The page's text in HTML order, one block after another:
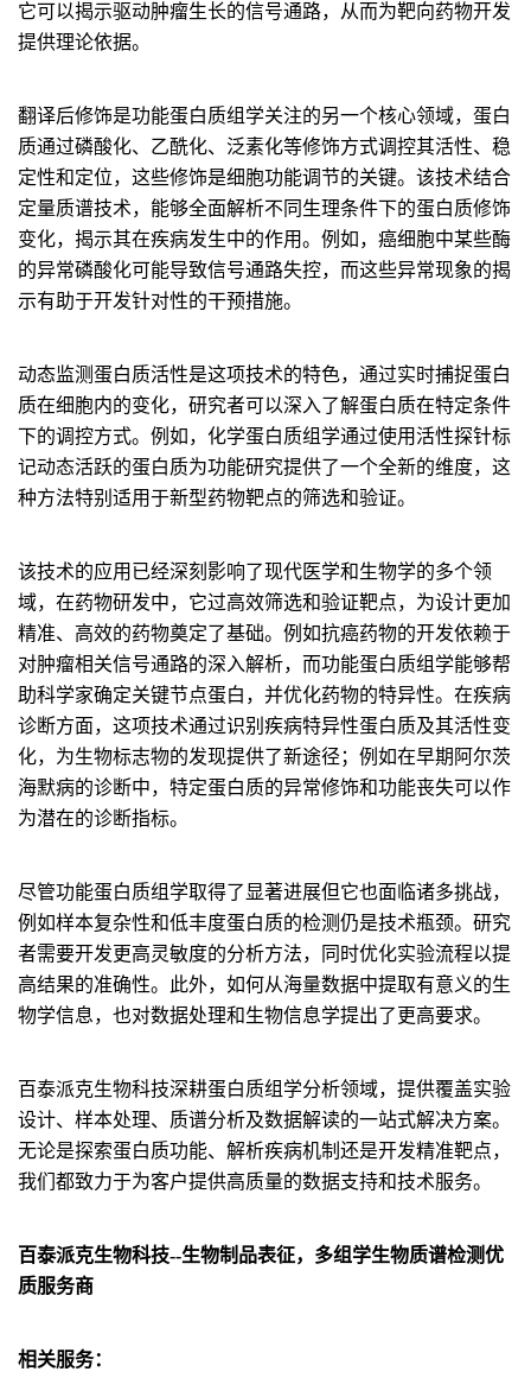
它可以揭示驱动肿瘤生长的信号通路，从而为靶向药物开发
提供理论依据。
翻译后修饰是功能蛋白质组学关注的另一个核心领域，蛋白
质通过磷酸化、乙酰化、泛素化等修饰方式调控其活性、稳
定性和定位，这些修饰是细胞功能调节的关键。该技术结合
定量质谱技术，能够全面解析不同生理条件下的蛋白质修饰
变化，揭示其在疾病发生中的作用。例如，癌细胞中某些酶
的异常磷酸化可能导致信号通路失控，而这些异常现象的揭
示有助于开发针对性的干预措施。
动态监测蛋白质活性是这项技术的特色，通过实时捕捉蛋白
质在细胞内的变化，研究者可以深入了解蛋白质在特定条件
下的调控方式。例如，化学蛋白质组学通过使用活性探针标
记动态活跃的蛋白质为功能研究提供了一个全新的维度，这
种方法特别适用于新型药物靶点的筛选和验证。
该技术的应用已经深刻影响了现代医学和生物学的多个领
域，在药物研发中，它过高效筛选和验证靶点，为设计更加
精准、高效的药物奠定了基础。例如抗癌药物的开发依赖于
对肿瘤相关信号通路的深入解析，而功能蛋白质组学能够帮
助科学家确定关键节点蛋白，并优化药物的特异性。在疾病
诊断方面，这项技术通过识别疾病特异性蛋白质及其活性变
化，为生物标志物的发现提供了新途径；例如在早期阿尔茨
海默病的诊断中，特定蛋白质的异常修饰和功能丧失可以作
为潜在的诊断指标。
尽管功能蛋白质组学取得了显著进展但它也面临诸多挑战，
例如样本复杂性和低丰度蛋白质的检测仍是技术瓶颈。研究
者需要开发更高灵敏度的分析方法，同时优化实验流程以提
高结果的准确性。此外，如何从海量数据中提取有意义的生
物学信息，也对数据处理和生物信息学提出了更高要求。
百泰派克生物科技深耕蛋白质组学分析领域，提供覆盖实验
设计、样本处理、质谱分析及数据解读的一站式解决方案。
无论是探索蛋白质功能、解析疾病机制还是开发精准靶点，
我们都致力于为客户提供高质量的数据支持和技术服务。
百泰派克生物科技--生物制品表征，多组学生物质谱检测优
质服务商
相关服务：